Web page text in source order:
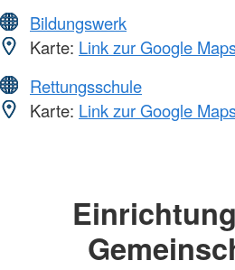
Bildungswerk
Karte: Link zur Google
Rettungsschule
Karte: Link zur Google